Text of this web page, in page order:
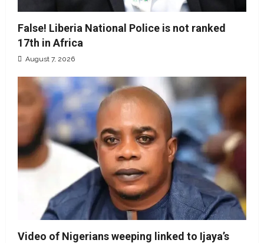
False! Liberia National Police is not ranked
17th in Africa
August 7, 2026
Video of Nigerians weeping linked to Ijaya’s